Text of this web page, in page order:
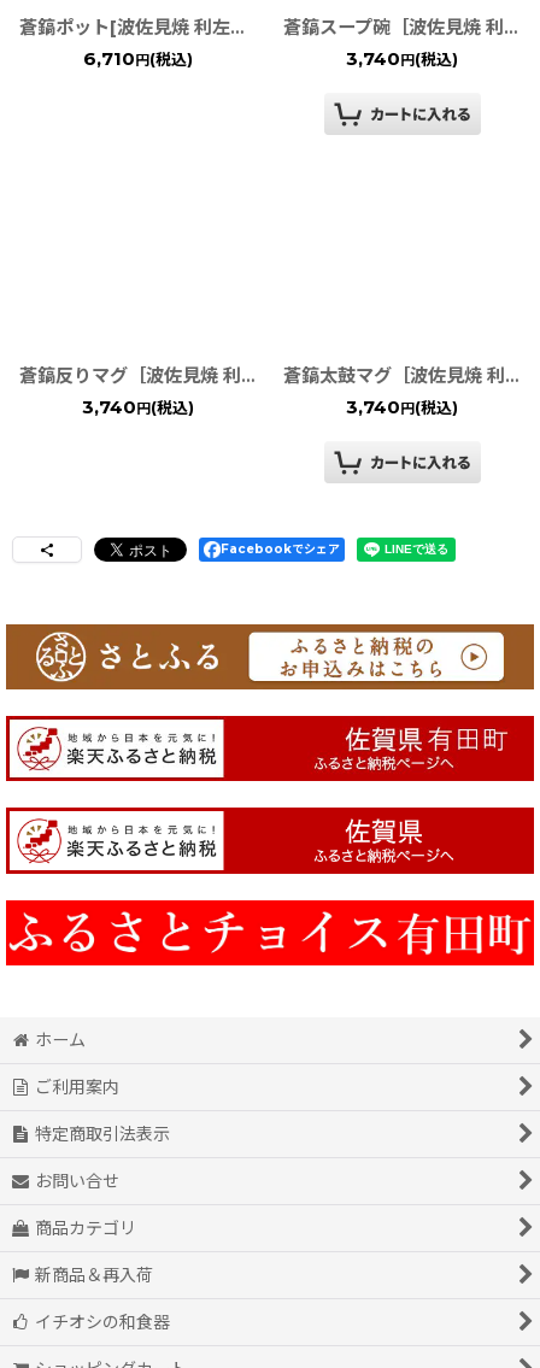
蒼鎬ポット[波佐見焼 利左ェ門窯]
6,710 円 (税込)
蒼鎬スープ碗［波佐見焼 利左エ門窯］
3,740 円 (税込)
蒼鎬反りマグ［波佐見焼 利左エ門窯］
3,740 円 (税込)
蒼鎬太鼓マグ［波佐見焼 利左エ門窯］
3,740 円 (税込)
Facebookでシェア
ホーム
ご利用案内
特定商取引法表示
お問い合せ
商品カテゴリ
新商品＆再入荷
イチオシの和食器